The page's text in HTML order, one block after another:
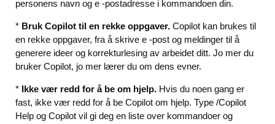
personens navn og e -postadresse i kommandoen din.
* Bruk Copilot til en rekke oppgaver. Copilot kan brukes til
en rekke oppgaver, fra å skrive e -post og meldinger til å
generere ideer og korrekturlesing av arbeidet ditt. Jo mer du
bruker Copilot, jo mer lærer du om dens evner.
* Ikke vær redd for å be om hjelp. Hvis du noen gang er
fast, ikke vær redd for å be Copilot om hjelp. Type /Copilot
Help og Copilot vil gi deg en liste over kommandoer og